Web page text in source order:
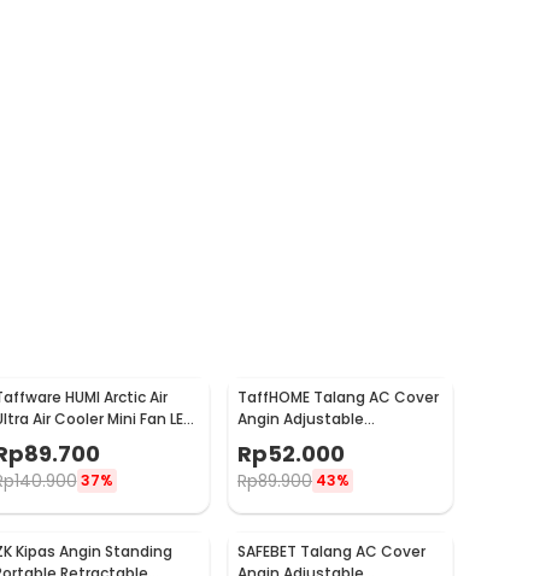
HUMI Arctic Air
Air Cooler Mini Fan LED
400ml 8W 5V - K-F009
89.700
140.900 37%
TaffHOME Talang AC Cover
Angin Adjustable
WB588
Rp52.000
Rp89.900 43%
Kipas Angin Standing
SAFEBET Talang AC Cover